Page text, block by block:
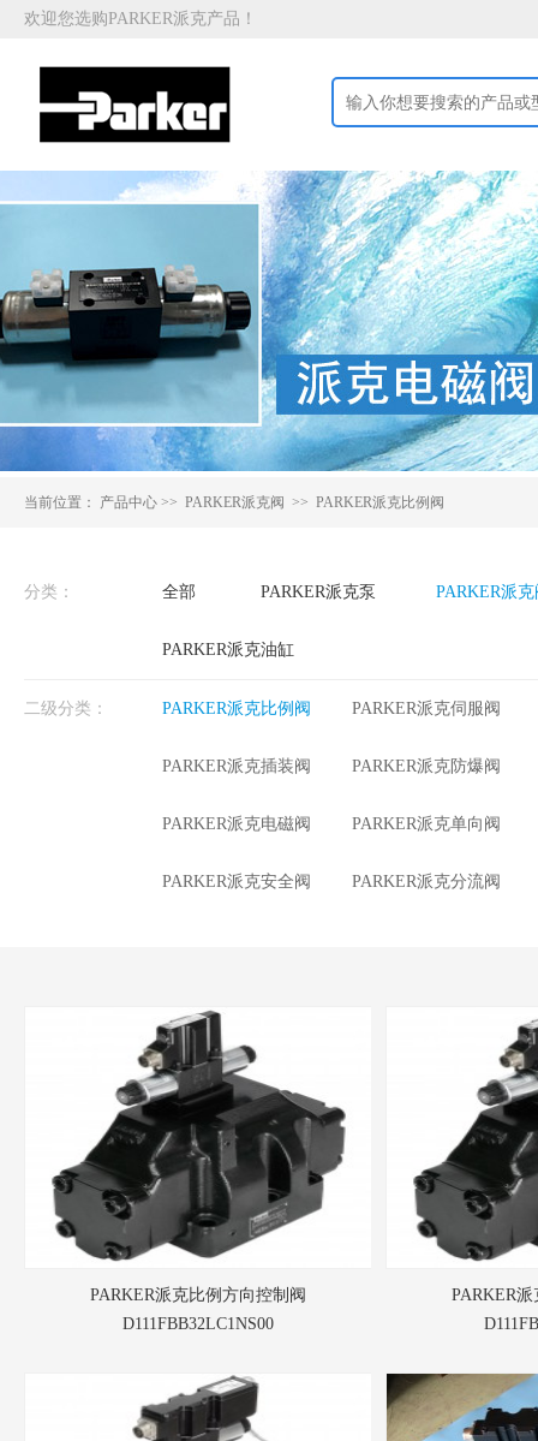
欢迎您选购PARKER派克产品！
当前位置： 产品中心 >> PARKER派克阀 >> PARKER派克比例阀
分类： 全部 PARKER派克泵 PARKER派克
PARKER派克油缸
二级分类： PARKER派克比例阀 PARKER派克伺服阀
PARKER派克插装阀 PARKER派克防爆阀
PARKER派克电磁阀 PARKER派克单向阀
PARKER派克安全阀 PARKER派克分流阀
PARKER派克比例方向控制阀
D111FBB32LC1NS00
PARKER